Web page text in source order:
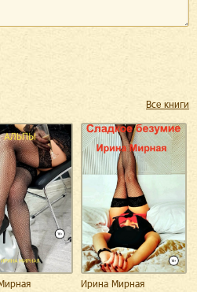
Все книги
Ирина Мирная